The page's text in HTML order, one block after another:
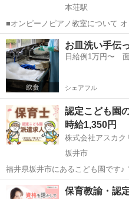
本荘駅
■オンピーノピアノ教室について
事情に左右されることなく、すべ
る場所をつくりたい!という想いから生まれまし
う形を採用することで、 「近...
福井 あわら市 本荘駅
お皿洗い手伝
日給例1万円〜
シェアフル
認定こども園
時給1,350円
株式会社アスカク
坂井市
福井県坂井市にあるこども園です♪ ＼★★おすすめポイント★★ ◎お
休みも取りやすい環境です！ ◎プ
舎！ ◎嬉しい高時給・好待遇 ◎ 【勤務条件】 ■雇用形態 派遣(パー
福井 坂井市 保育士
保育教諭・認